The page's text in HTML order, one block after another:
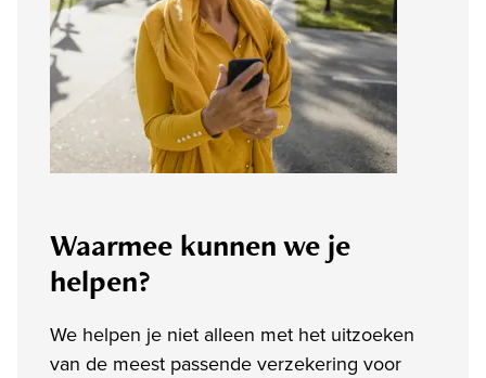
Waarmee kunnen we je
helpen?
We helpen je niet alleen met het uitzoeken
van de meest passende verzekering voor